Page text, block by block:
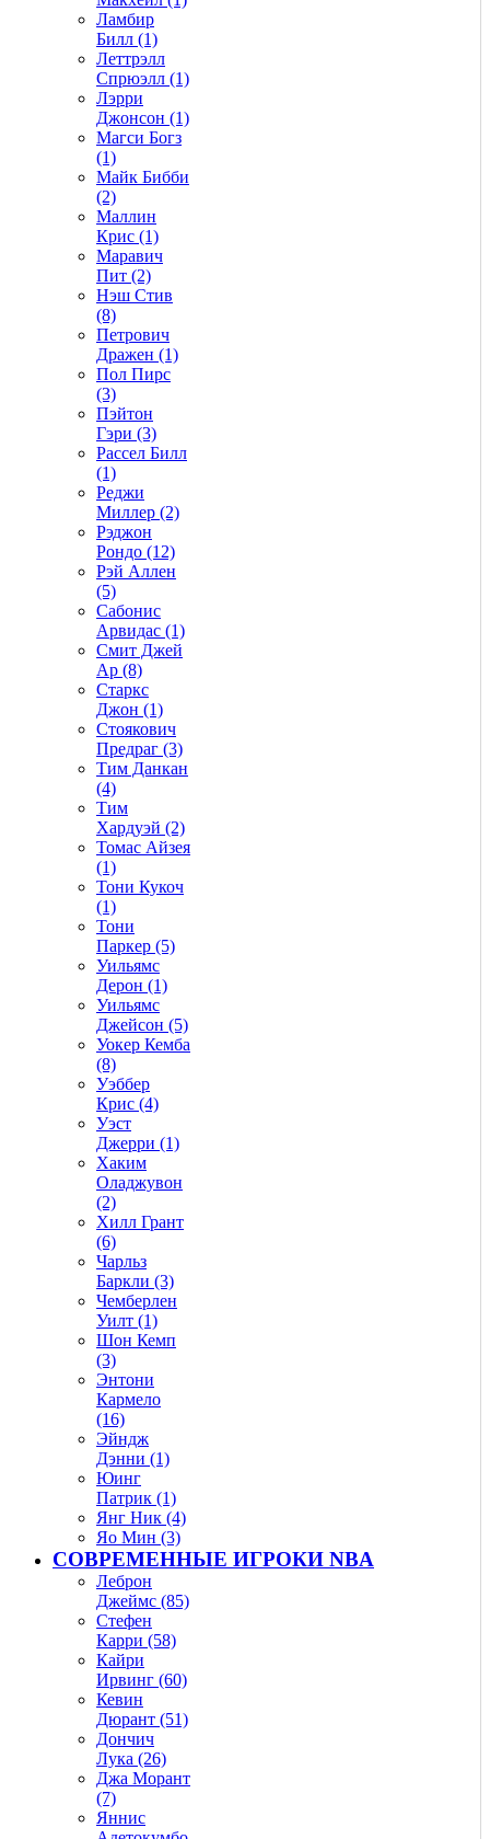
Ламбир
Билл (1)
Леттрэлл
Спрюэлл (1)
Лэрри
Джонсон (1)
Магси Богз
(1)
Майк Бибби
(2)
Маллин
Крис (1)
Маравич
Пит (2)
Нэш Стив
(8)
Петрович
Дражен (1)
Пол Пирс
(3)
Пэйтон
Гэри (3)
Рассел Билл
(1)
Реджи
Миллер (2)
Рэджон
Рондо (12)
Рэй Аллен
(5)
Сабонис
Арвидас (1)
Смит Джей
Ар (8)
Старкс
Джон (1)
Стоякович
Предраг (3)
Тим Данкан
(4)
Тим
Хардуэй (2)
Томас Айзея
(1)
Тони Кукоч
(1)
Тони
Паркер (5)
Уильямс
Дерон (1)
Уильямс
Джейсон (5)
Уокер Кемба
(8)
Уэббер
Крис (4)
Уэст
Джерри (1)
Хаким
Оладжувон
(2)
Хилл Грант
(6)
Чарльз
Баркли (3)
Чемберлен
Уилт (1)
Шон Кемп
(3)
Энтони
Кармело
(16)
Эйндж
Дэнни (1)
Юинг
Патрик (1)
Янг Ник (4)
Яо Мин (3)
СОВРЕМЕННЫЕ ИГРОКИ NBA
Леброн
Джеймс (85)
Стефен
Карри (58)
Кайри
Ирвинг (60)
Кевин
Дюрант (51)
Дончич
Лука (26)
Джа Морант
(7)
Яннис